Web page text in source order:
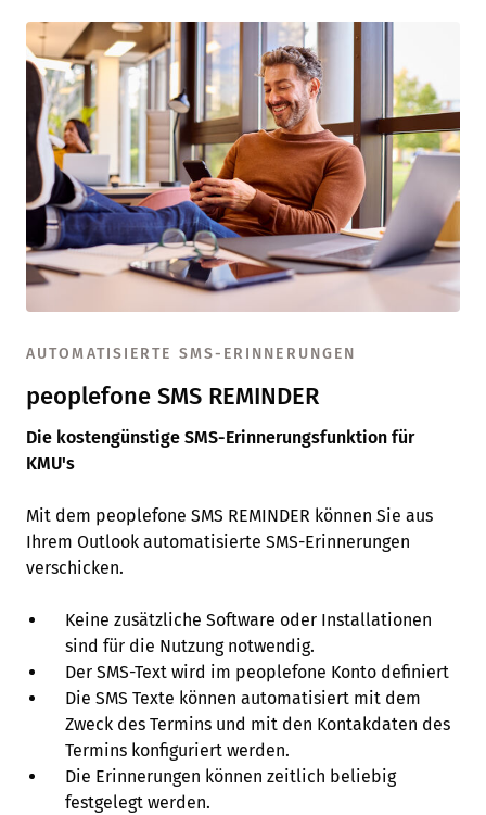
AUTOMATISIERTE SMS-ERINNERUNGEN
peoplefone SMS REMINDER
Die kostengünstige SMS-Erinnerungsfunktion für
KMU's
Mit dem peoplefone SMS REMINDER können Sie aus
Ihrem Outlook automatisierte SMS-Erinnerungen
verschicken.
Keine zusätzliche Software oder Installationen
sind für die Nutzung notwendig.
Der SMS-Text wird im peoplefone Konto definiert
Die SMS Texte können automatisiert mit dem
Zweck des Termins und mit den Kontakdaten des
Termins konfiguriert werden.
Die Erinnerungen können zeitlich beliebig
festgelegt werden.